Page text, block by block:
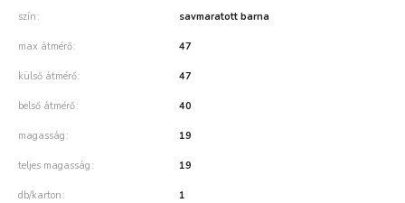
szín savmaratott barna
max átmérő 47
külső átmérő 47
belső átmérő 40
magasság 19
teljes magasság 19
db/karton 1